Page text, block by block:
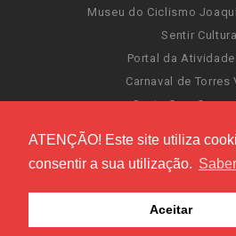
ATENÇÃO! Este site utiliza
consentir a sua utilização.
Aceitar
Museu do Ciclismo
Sentir Cultura
Portal da
Carnaval de Torres
Santa Cruz